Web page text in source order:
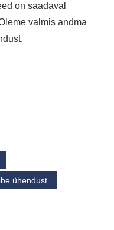
on saadaval
valmis andma
ühendust